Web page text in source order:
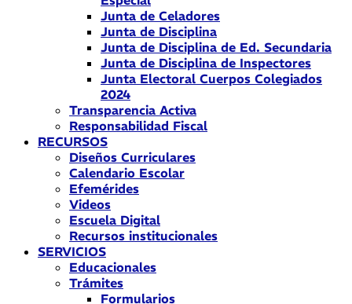
Junta de Celadores
Junta de Disciplina
Junta de Disciplina de Ed. Secundaria
Junta de Disciplina de Inspectores
Junta Electoral Cuerpos Colegiados
2024
Transparencia Activa
Responsabilidad Fiscal
RECURSOS
Diseños Curriculares
Calendario Escolar
Efemérides
Videos
Escuela Digital
Recursos institucionales
SERVICIOS
Educacionales
Trámites
Formularios